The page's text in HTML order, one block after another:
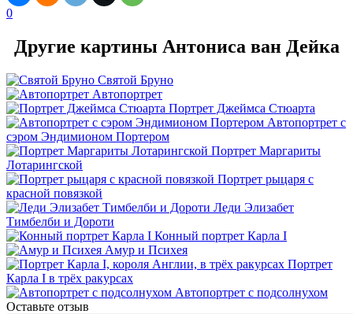
0
Другие картины Антониса ван Дейка
Святой Бруно
Автопортрет
Портрет Джеймса Стюарта
Автопортрет с
сэром Эндимионом Портером
Портрет Маргариты
Лотарингской
Портрет рыцаря с
красной повязкой
Леди Элизабет
Тимбелби и Дороти
Конный портрет Карла I
Амур и Психея
Портрет
Карла I в трёх ракурсах
Автопортрет с подсолнухом
Оставьте отзыв